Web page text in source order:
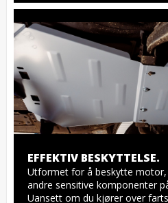
EFFEKTIV BESKYTTELSE.
Utformet for å beskytte
andre sensitive komponenter
Uansett om du kjører over